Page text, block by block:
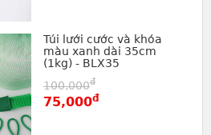
Túi lưới cước và khóa
màu xanh dài 35cm
(1kg) - BLX35
100,000đ
75,000đ